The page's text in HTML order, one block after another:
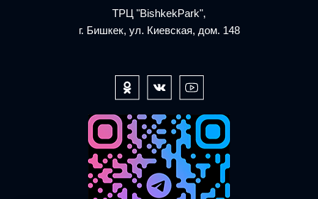
ТРЦ "BishkekPark",
г. Бишкек, ул. Киевская, дом. 148